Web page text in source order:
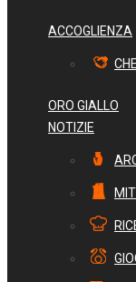
ACCOGLIENZA
ORO GIALLO
NOTIZIE